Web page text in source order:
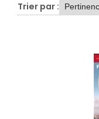
Trier par :